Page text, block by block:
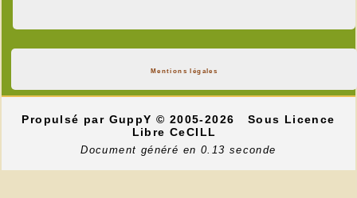
Mentions légales
Propulsé par GuppY© 2005-2026
Sous Licence
Libre CeCILL
Document généré en 0.13 seconde